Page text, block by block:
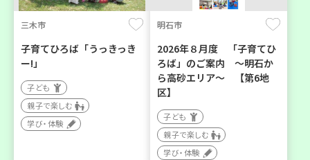
三木市
子育てひろば「うっきっき
ー!」
子ども
親子で楽しむ
学び・体験
明石市
2026年８月度 「子育てひ
ろば」のご案内 ～明石か
ら高砂エリア～ 【第6地
区】
子ども
親子で楽しむ
学び・体験